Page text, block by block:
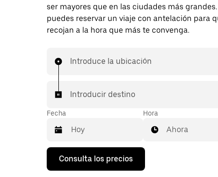
ser mayores que en las ciudades más
puedes reservar un viaje con antelación para
recojan a la hora que más te convenga.
Introduce la ubicación
Introducir destino
Fecha
Pulsa
flecha
Hora
Ahora
Consulta los precios